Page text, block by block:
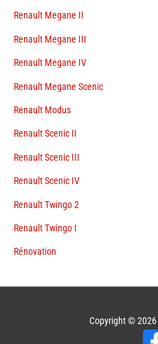
Renault Megane II
Renault Megane III
Renault Megane IV
Renault Megane Scenic
Renault Modus
Renault Scenic II
Renault Scenic III
Renault Scenic IV
Renault Twingo 2
Renault Twingo I
Rénovation
Copyright © 2026